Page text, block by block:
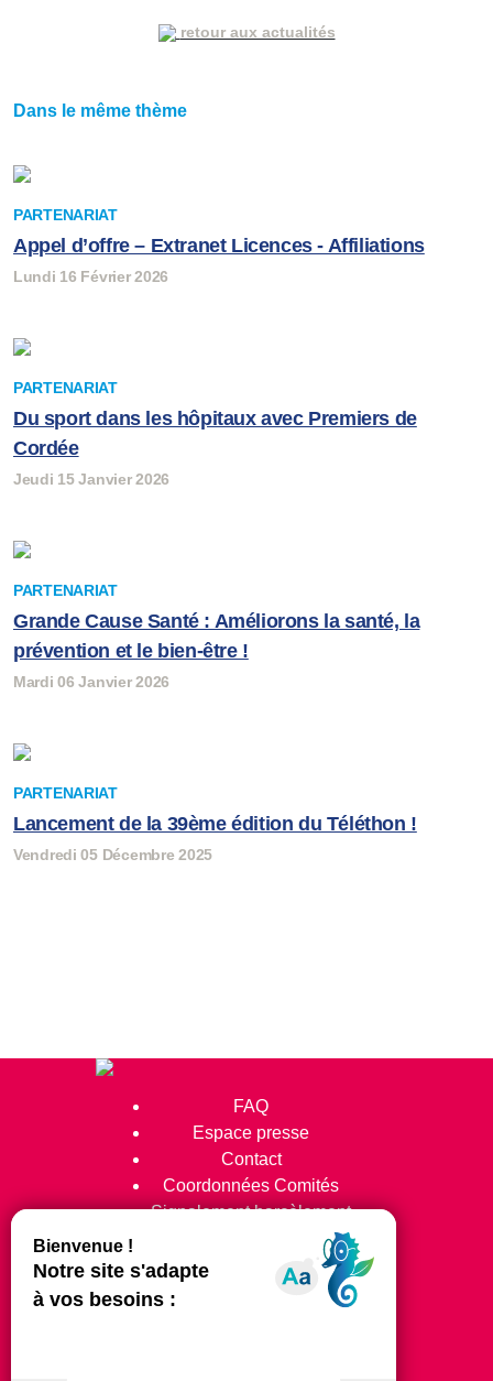
retour aux actualités
Dans le même thème
PARTENARIAT
Appel d’offre – Extranet Licences - Affiliations
Lundi 16 Février 2026
PARTENARIAT
Du sport dans les hôpitaux avec Premiers de
Cordée
Jeudi 15 Janvier 2026
PARTENARIAT
Grande Cause Santé : Améliorons la santé, la
prévention et le bien-être !
Mardi 06 Janvier 2026
PARTENARIAT
Lancement de la 39ème édition du Téléthon !
Vendredi 05 Décembre 2025
FAQ
Espace presse
Contact
Coordonnées Comités
Signalement harcèlement
Suivez-nous !